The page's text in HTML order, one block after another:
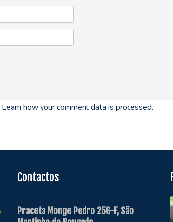
Learn how your comment data is processed.
Contactos
Praceta Monge Pedro 256-F, São